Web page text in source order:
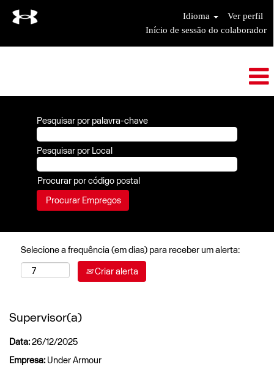
Idioma
Ver perfil
Início de sessão do colaborador
Pesquisar por palavra-chave
Pesquisar por Local
Procurar por código postal
Selecione a frequência (em dias) para receber um alerta:
Criar alerta
Supervisor(a)
Data:26/12/2025
Empresa:Under Armour